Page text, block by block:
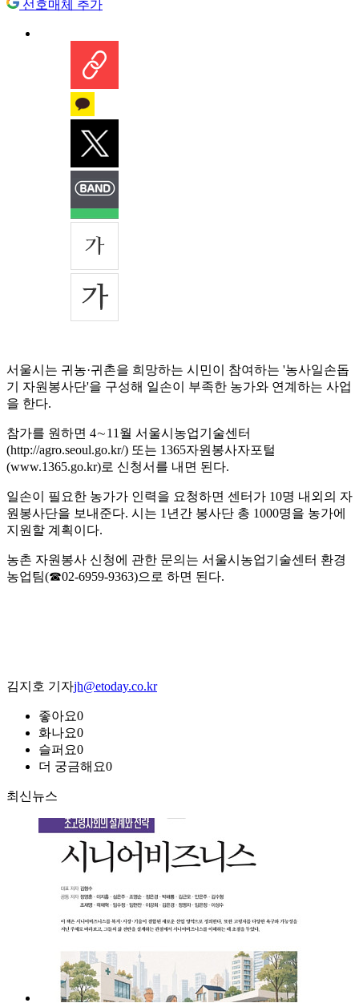
선호매체 추가
서울시는 귀농·귀촌을 희망하는 시민이 참여하는 '농사일손돕
기 자원봉사단'을 구성해 일손이 부족한 농가와 연계하는 사업
을 한다.
참가를 원하면 4∼11월 서울시농업기술센터
(http://agro.seoul.go.kr/) 또는 1365자원봉사자포털
(www.1365.go.kr)로 신청서를 내면 된다.
일손이 필요한 농가가 인력을 요청하면 센터가 10명 내외의 자
원봉사단을 보내준다. 시는 1년간 봉사단 총 1000명을 농가에
지원할 계획이다.
농촌 자원봉사 신청에 관한 문의는 서울시농업기술센터 환경
농업팀(☎02-6959-9363)으로 하면 된다.
김지호 기자jh@etoday.co.kr
좋아요0
화나요0
슬퍼요0
더 궁금해요0
최신뉴스